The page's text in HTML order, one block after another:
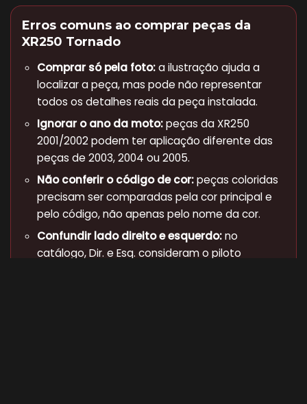
Erros comuns ao comprar peças da
XR250 Tornado
Comprar só pela foto:a ilustração ajuda a
localizar a peça, mas pode não representar
todos os detalhes reais da peça instalada.
Ignorar o ano da moto:peças da XR250
2001/2002 podem ter aplicação diferente das
peças de 2003, 2004 ou 2005.
Não conferir o código de cor:peças coloridas
precisam ser comparadas pela cor principal e
pelo código, não apenas pelo nome da cor.
Confundir lado direito e esquerdo:no
catálogo, Dir. e Esq. consideram o piloto